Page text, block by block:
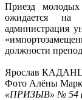
Приезд
ожидается на
администрация
должности
Ярослав
Фото Алёны
«ПРИЗЫВ» № 54